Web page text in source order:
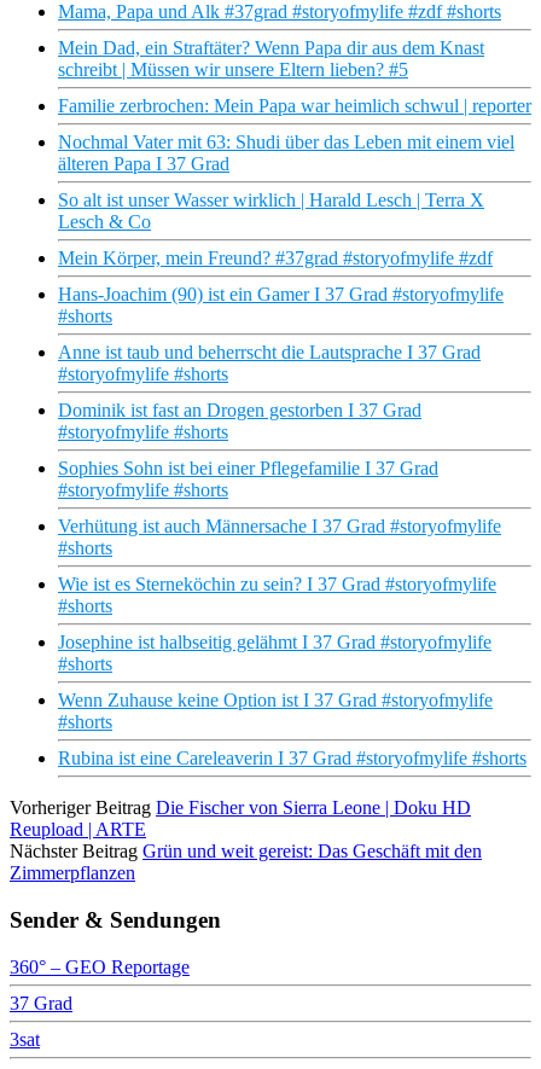
Mama, Papa und Alk #37grad #storyofmylife #zdf #shorts
Mein Dad, ein Straftäter? Wenn Papa dir aus dem Knast
schreibt | Müssen wir unsere Eltern lieben? #5
Familie zerbrochen: Mein Papa war heimlich schwul | reporter
Nochmal Vater mit 63: Shudi über das Leben mit einem viel
älteren Papa I 37 Grad
So alt ist unser Wasser wirklich | Harald Lesch | Terra X
Lesch & Co
Mein Körper, mein Freund? #37grad #storyofmylife #zdf
Hans-Joachim (90) ist ein Gamer I 37 Grad #storyofmylife
#shorts
Anne ist taub und beherrscht die Lautsprache I 37 Grad
#storyofmylife #shorts
Dominik ist fast an Drogen gestorben I 37 Grad
#storyofmylife #shorts
Sophies Sohn ist bei einer Pflegefamilie I 37 Grad
#storyofmylife #shorts
Verhütung ist auch Männersache I 37 Grad #storyofmylife
#shorts
Wie ist es Sterneköchin zu sein? I 37 Grad #storyofmylife
#shorts
Josephine ist halbseitig gelähmt I 37 Grad #storyofmylife
#shorts
Wenn Zuhause keine Option ist I 37 Grad #storyofmylife
#shorts
Rubina ist eine Careleaverin I 37 Grad #storyofmylife #shorts
Vorheriger Beitrag Die Fischer von Sierra Leone | Doku HD
Reupload | ARTE
Nächster Beitrag Grün und weit gereist: Das Geschäft mit den
Zimmerpflanzen
Sender & Sendungen
360° – GEO Reportage
37 Grad
3sat